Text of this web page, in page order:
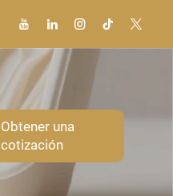
Obtener una
cotización